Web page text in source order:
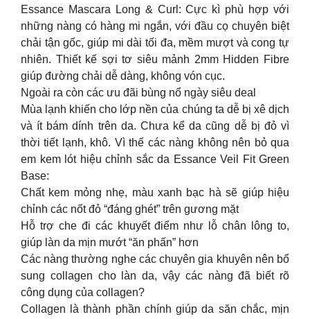
Essance Mascara Long & Curl: Cực kì phù hợp với
những nàng có hàng mi ngắn, với đầu cọ chuyên biệt
chải tận gốc, giúp mi dài tối đa, mềm mượt và cong tự
nhiên. Thiết kế sợi tơ siêu mảnh 2mm Hidden Fibre
giúp đường chải dễ dàng, không vón cục.
Ngoài ra còn các ưu đãi bùng nổ ngày siêu deal
Mùa lạnh khiến cho lớp nền của chúng ta dễ bị xê dịch
và ít bám dính trên da. Chưa kể da cũng dễ bị đỏ vì
thời tiết lạnh, khô. Vì thế các nàng không nên bỏ qua
em kem lót hiệu chỉnh sắc da Essance Veil Fit Green
Base:
Chất kem mỏng nhẹ, màu xanh bạc hà sẽ giúp hiệu
chỉnh các nốt đỏ “đáng ghét” trên gương mặt
Hỗ trợ che đi các khuyết điểm như lỗ chân lông to,
giúp làn da mịn mướt “ăn phấn” hơn
Các nàng thường nghe các chuyên gia khuyên nên bổ
sung collagen cho làn da, vậy các nàng đã biết rõ
công dụng của collagen?
Collagen là thành phần chính giúp da săn chắc, mịn